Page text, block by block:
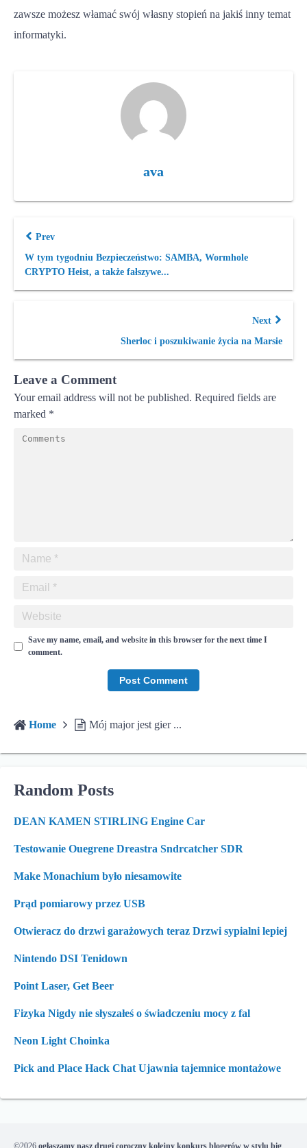
zawsze możesz włamać swój własny stopień na jakiś inny temat
informatyki.
ava
Prev
W tym tygodniu Bezpieczeństwo: SAMBA, Wormhole
CRYPTO Heist, a także fałszywe...
Next
Sherloc i poszukiwanie życia na Marsie
Leave a Comment
Your email address will not be published. Required fields are
marked *
Save my name, email, and website in this browser for the next time I
comment.
Home Mój major jest gier ...
Random Posts
DEAN KAMEN STIRLING Engine Car
Testowanie Ouegrene Dreastra Sndrcatcher SDR
Make Monachium było niesamowite
Prąd pomiarowy przez USB
Otwieracz do drzwi garażowych teraz Drzwi sypialni lepiej
Nintendo DSI Tenidown
Point Laser, Get Beer
Fizyka Nigdy nie słyszałeś o świadczeniu mocy z fal
Neon Light Choinka
Pick and Place Hack Chat Ujawnia tajemnice montażowe
©2026 ogłaszamy nasz drugi coroczny kolejny konkurs blogerów w stylu big